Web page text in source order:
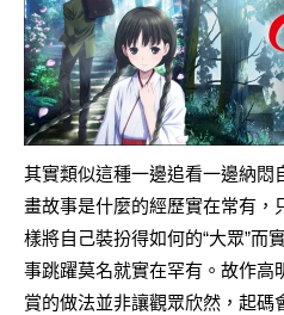
其實類似這種一邊追看一邊納悶
畫故事是什麼的經歷實在常有，
樣將自己裝扮得如何的“大眾”而
事跳躍莫名就實在罕有。故作高
賞的做法並非讓觀眾欣然，起碼